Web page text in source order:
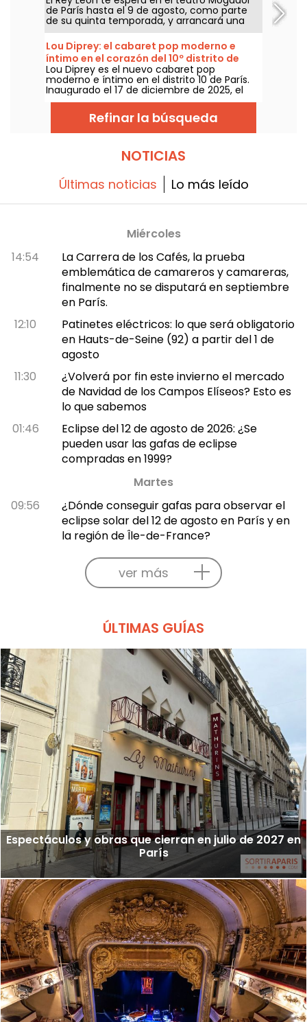
de París hasta el 9 de agosto, como parte
de su quinta temporada, y arrancará una
sexta temporada a partir de septiembre de
2026, más de diez años después de su
última función en esa sala parisina. ¡Lo
hemos visto y te lo contamos todo!
Lou Diprey: el cabaret pop moderno e
íntimo en el corazón del 10º distrito de
París
Lou Diprey es el nuevo cabaret pop
moderno e íntimo en el distrito 10 de París.
Inaugurado el 17 de diciembre de 2025, el
local ofrece cenas bistronómicas,
espectáculos coreografiados y afters
festivos, todo en un ambiente íntimo y de
iluminación suave, pensado para una
¿Listos para vivir algo diferente y fuera de lo
Refinar la búsqueda
NOTICIAS
Últimas noticias Lo más leído
Miércoles
14:54
La Carrera de los Cafés, la prueba
emblemática de camareros y camareras,
finalmente no se disputará en septiembre
en París.
12:10
Patinetes eléctricos: lo que será obligatorio
en Hauts-de-Seine (92) a partir del 1 de
agosto
11:30
¿Volverá por fin este invierno el mercado
de Navidad de los Campos Elíseos? Esto es
lo que sabemos
01:46
Eclipse del 12 de agosto de 2026: ¿Se
pueden usar las gafas de eclipse
compradas en 1999?
Martes
09:56
¿Dónde conseguir gafas para observar el
eclipse solar del 12 de agosto en París y en
la región de Île-de-France?
ver más
ÚLTIMAS GUÍAS
Espectáculos y obras que cierran en julio de 2027 en
París